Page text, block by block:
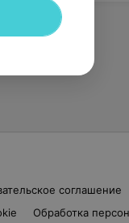
соглашение
Обработка